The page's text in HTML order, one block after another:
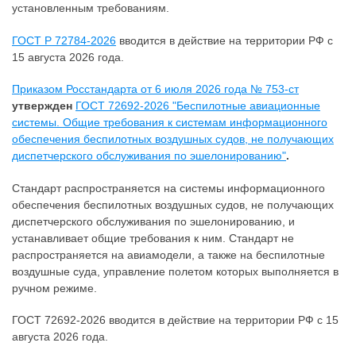
установленным требованиям.
ГОСТ Р 72784-2026 вводится в действие на территории РФ с
15 августа 2026 года.
Приказом Росстандарта от 6 июля 2026 года № 753-ст
утвержден ГОСТ 72692-2026 "Беспилотные авиационные
системы. Общие требования к системам информационного
обеспечения беспилотных воздушных судов, не получающих
диспетчерского обслуживания по эшелонированию".
Стандарт распространяется на системы информационного
обеспечения беспилотных воздушных судов, не получающих
диспетчерского обслуживания по эшелонированию, и
устанавливает общие требования к ним. Стандарт не
распространяется на авиамодели, а также на беспилотные
воздушные суда, управление полетом которых выполняется в
ручном режиме.
ГОСТ 72692-2026 вводится в действие на территории РФ с 15
августа 2026 года.